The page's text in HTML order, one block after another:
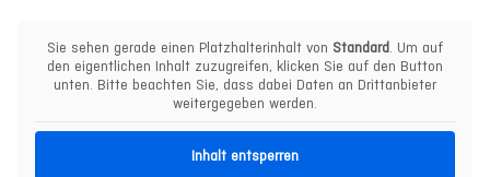
Sie sehen gerade einen Platzhalterinhalt von Standard . Um auf
den eigentlichen Inhalt zuzugreifen, klicken Sie auf den Button
unten. Bitte beachten Sie, dass dabei Daten an Drittanbieter
weitergegeben werden.
Inhalt entsperren